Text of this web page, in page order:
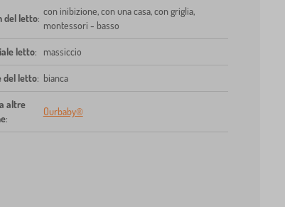
del letto:
con inibizione, con una casa, con griglia,
montessori - basso
letto: massiccio
del letto: bianca
altre
:
Ourbaby®